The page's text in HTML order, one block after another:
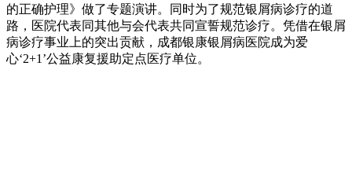
的正确护理》做了专题演讲。同时为了规范银屑病诊疗的道
路，医院代表同其他与会代表共同宣誓规范诊疗。凭借在银屑
病诊疗事业上的突出贡献，成都银康银屑病医院成为爱
心‘2+1’公益康复援助定点医疗单位。